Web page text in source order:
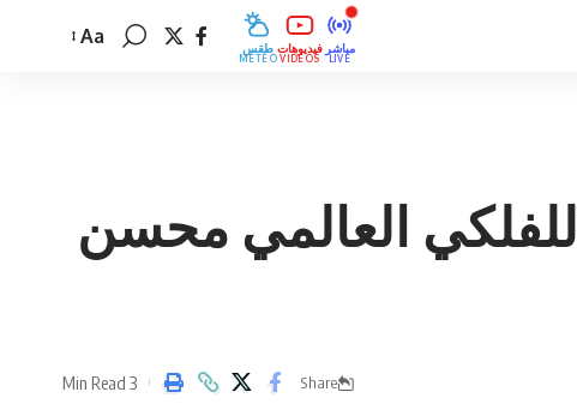
طقس
MÉTÉO
فيديوهات
VIDÉOS
مباشر
LIVE
Aa
توقعات الأبراج اليوم الجمعة 06 سبتمبر 2024للفلكي العالمي محسن
Share
3 Min Read